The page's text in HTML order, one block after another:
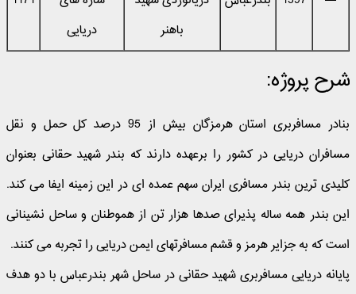
باهنر
دریایی
شرح پروژه:
بنادر مسافربری استان هرمزگان بیش از 95 درصد کل حمل و نقل
مسافران دریایی در کشور را برعهده دارند که بندر شهید حقانی بعنوان
کلیدی ترین بندر مسافری ایران سهم عمده ای در این زمینه ایفا می کند.
این بندر همه ساله پذیرای صدها هزار تن از هموطنان و ساحل نشینانی
است که به جزایر هرمز و قشم مسافرتهای ایمن دریایی را تجربه می کنند.
پایانه دریایی مسافربری شهید حقانی در ساحل شهر بندرعباس با دو هدف